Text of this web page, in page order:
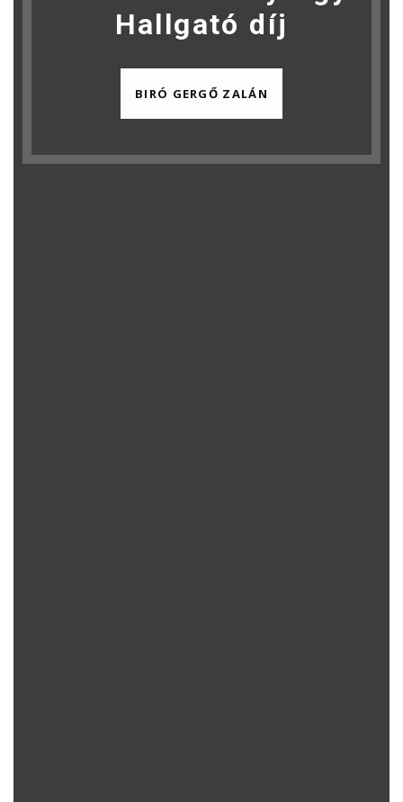
Hallgató díj
BIRÓ GERGŐ ZALÁN